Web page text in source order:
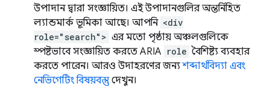
উপাদান দ্বারা সংজ্ঞায়িত। এই উপাদানগুলির অন্তর্নিহিত
ল্যান্ডমার্ক ভূমিকা আছে। আপনি <div
role="search"> এর মতো পৃষ্ঠায় অঞ্চলগুলিকে
স্পষ্টভাবে সংজ্ঞায়িত করতে ARIA role বৈশিষ্ট্য ব্যবহার
করতে পারেন। আরও উদাহরণের জন্যশব্দার্থবিদ্যা এবং
নেভিগেটিং বিষয়বস্তুদেখুন।